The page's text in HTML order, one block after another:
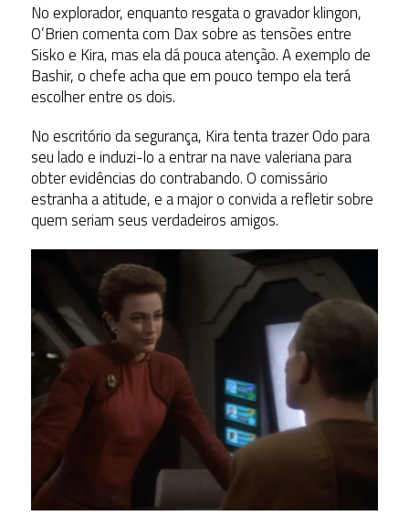
No explorador, enquanto resgata o gravador klingon,
O’Brien comenta com Dax sobre as tensões entre
Sisko e Kira, mas ela dá pouca atenção. A exemplo de
Bashir, o chefe acha que em pouco tempo ela terá
escolher entre os dois.
No escritório da segurança, Kira tenta trazer Odo para
seu lado e induzi-lo a entrar na nave valeriana para
obter evidências do contrabando. O comissário
estranha a atitude, e a major o convida a refletir sobre
quem seriam seus verdadeiros amigos.